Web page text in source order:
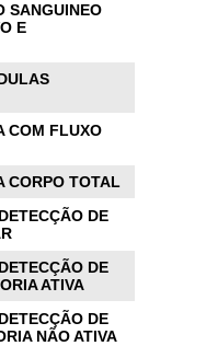
SANGUINEO
E
COM FLUXO
CORPO TOTAL
DE
DE
ATIVA
DE
NÃO ATIVA